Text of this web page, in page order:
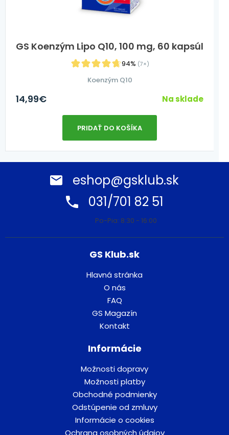
GS Koenzým Lipo Q10, 100 mg, 60 kapsúl
94% (7×)
Koenzým Q10
14,99€ Na sklade
PRIDAŤ DO KOŠÍKA
eshop@gsklub.sk
031/701 82 51
Po-Pia: 8:30 - 16:00
GS Klub.sk
Hlavná stránka
O nás
FAQ
GS Magazín
Kontakt
Informácie
Možnosti dopravy
Možnosti platby
Obchodné podmienky
Odstúpenie od zmluvy
Informácie o cookies
Ochrana osobných údajov